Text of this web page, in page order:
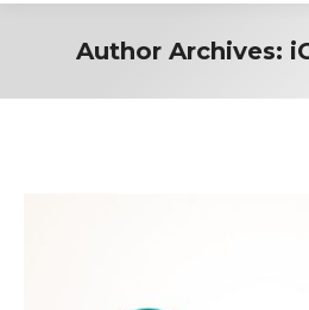
Author Archives: